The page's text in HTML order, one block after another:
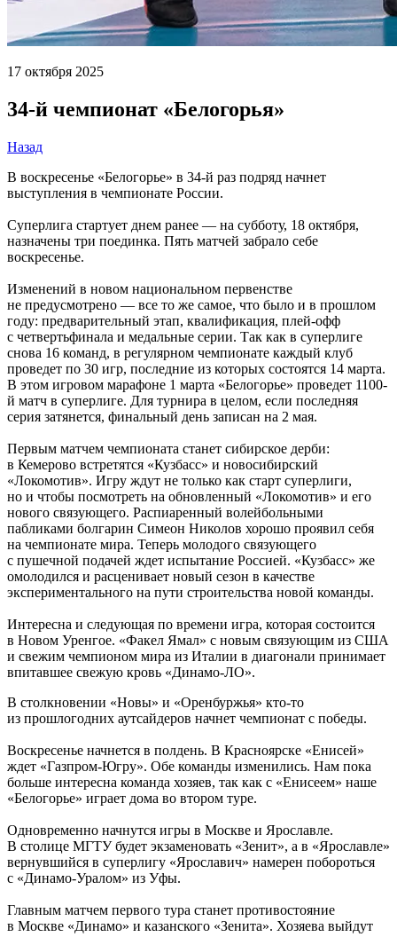
17 октября 2025
34-й чемпионат «Белогорья»
Назад
В воскресенье «Белогорье» в 34-й раз подряд начнет
выступления в чемпионате России.
Суперлига стартует днем ранее — на субботу, 18 октября,
назначены три поединка. Пять матчей забрало себе
воскресенье.
Изменений в новом национальном первенстве
не предусмотрено — все то же самое, что было и в прошлом
году: предварительный этап, квалификация, плей-офф
с четвертьфинала и медальные серии. Так как в суперлиге
снова 16 команд, в регулярном чемпионате каждый клуб
проведет по 30 игр, последние из которых состоятся 14 марта.
В этом игровом марафоне 1 марта «Белогорье» проведет 1100-
й матч в суперлиге. Для турнира в целом, если последняя
серия затянется, финальный день записан на 2 мая.
Первым матчем чемпионата станет сибирское дерби:
в Кемерово встретятся «Кузбасс» и новосибирский
«Локомотив». Игру ждут не только как старт суперлиги,
но и чтобы посмотреть на обновленный «Локомотив» и его
нового связующего. Распиаренный волейбольными
пабликами болгарин Симеон Николов хорошо проявил себя
на чемпионате мира. Теперь молодого связующего
с пушечной подачей ждет испытание Россией. «Кузбасс» же
омолодился и расценивает новый сезон в качестве
экспериментального на пути строительства новой команды.
Интересна и следующая по времени игра, которая состоится
в Новом Уренгое. «Факел Ямал» с новым связующим из США
и свежим чемпионом мира из Италии в диагонали принимает
впитавшее свежую кровь «Динамо-ЛО».
В столкновении «Новы» и «Оренбуржья» кто-то
из прошлогодних аутсайдеров начнет чемпионат с победы.
Воскресенье начнется в полдень. В Красноярске «Енисей»
ждет «Газпром-Югру». Обе команды изменились. Нам пока
больше интересна команда хозяев, так как с «Енисеем» наше
«Белогорье» играет дома во втором туре.
Одновременно начнутся игры в Москве и Ярославле.
В столице МГТУ будет экзаменовать «Зенит», а в «Ярославле»
вернувшийся в суперлигу «Ярославич» намерен побороться
с «Динамо-Уралом» из Уфы.
Главным матчем первого тура станет противостояние
в Москве «Динамо» и казанского «Зенита». Хозяева выйдут